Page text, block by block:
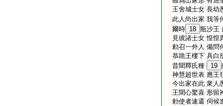
王舍城士女 長幼
此人尚出家 我等
爾時 18 瓶沙王
見彼諸士女 惶惶
勅召一外人 備問
恭跪王樓下 具白
昔聞釋氏種
19
神慧超世表 應王
今出家在此 衆人
王聞心驚喜 形留
勅使者速還 伺候